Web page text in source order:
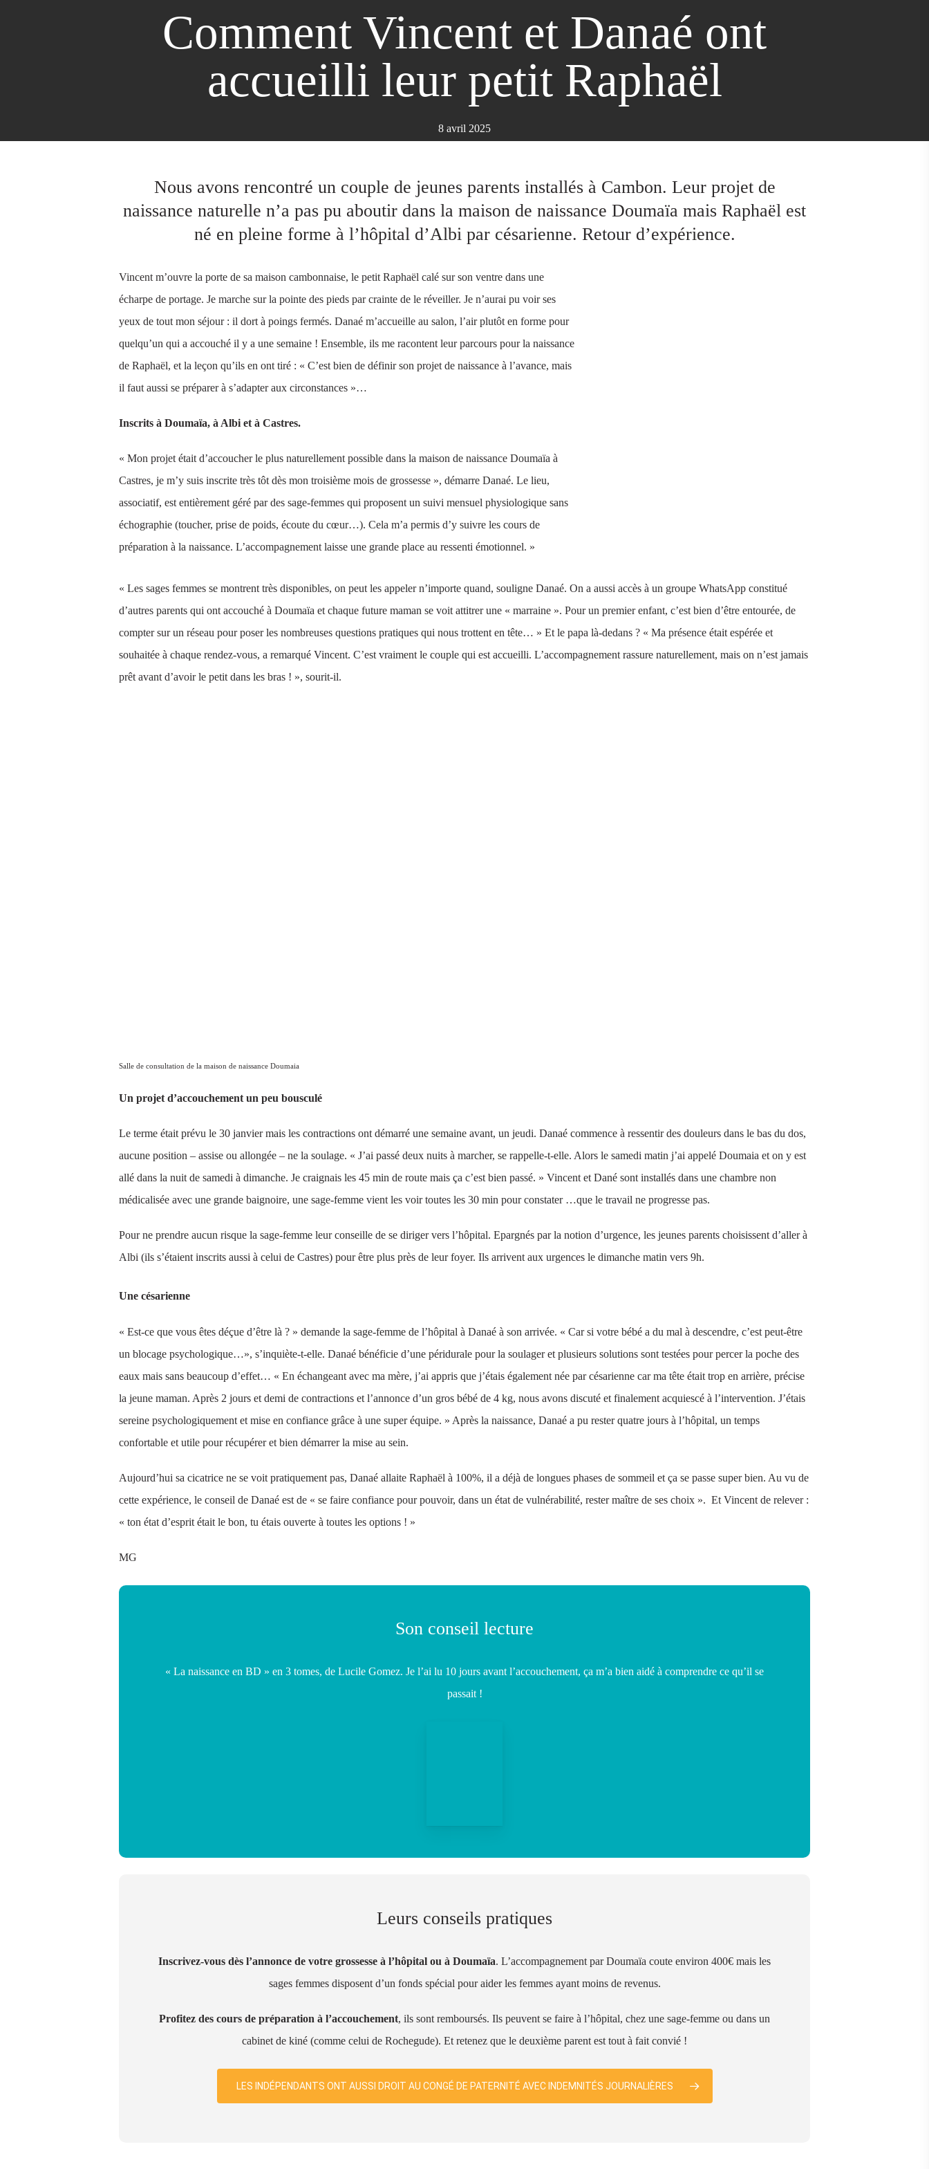
Comment Vincent et Danaé ont
accueilli leur petit Raphaël
8 avril 2025
Nous avons rencontré un couple de jeunes parents installés à Cambon. Leur projet de
naissance naturelle n’a pas pu aboutir dans la maison de naissance Doumaïa mais Raphaël est
né en pleine forme à l’hôpital d’Albi par césarienne. Retour d’expérience.
Vincent m’ouvre la porte de sa maison cambonnaise, le petit Raphaël calé sur son ventre dans une
écharpe de portage. Je marche sur la pointe des pieds par crainte de le réveiller. Je n’aurai pu voir ses
yeux de tout mon séjour : il dort à poings fermés. Danaé m’accueille au salon, l’air plutôt en forme pour
quelqu’un qui a accouché il y a une semaine ! Ensemble, ils me racontent leur parcours pour la naissance
de Raphaël, et la leçon qu’ils en ont tiré : « C’est bien de définir son projet de naissance à l’avance, mais
il faut aussi se préparer à s’adapter aux circonstances »…
Inscrits à Doumaïa, à Albi et à Castres.
« Mon projet était d’accoucher le plus naturellement possible dans la maison de naissance Doumaïa à
Castres, je m’y suis inscrite très tôt dès mon troisième mois de grossesse », démarre Danaé. Le lieu,
associatif, est entièrement géré par des sage-femmes qui proposent un suivi mensuel physiologique sans
échographie (toucher, prise de poids, écoute du cœur…). Cela m’a permis d’y suivre les cours de
préparation à la naissance. L’accompagnement laisse une grande place au ressenti émotionnel. »
« Les sages femmes se montrent très disponibles, on peut les appeler n’importe quand, souligne Danaé. On a aussi accès à un groupe WhatsApp constitué
d’autres parents qui ont accouché à Doumaïa et chaque future maman se voit attitrer une « marraine ». Pour un premier enfant, c’est bien d’être entourée, de
compter sur un réseau pour poser les nombreuses questions pratiques qui nous trottent en tête… » Et le papa là-dedans ? « Ma présence était espérée et
souhaitée à chaque rendez-vous, a remarqué Vincent. C’est vraiment le couple qui est accueilli. L’accompagnement rassure naturellement, mais on n’est jamais
prêt avant d’avoir le petit dans les bras ! », sourit-il.
Salle de consultation de la maison de naissance Doumaia
Un projet d’accouchement un peu bousculé
Le terme était prévu le 30 janvier mais les contractions ont démarré une semaine avant, un jeudi. Danaé commence à ressentir des douleurs dans le bas du dos,
aucune position – assise ou allongée – ne la soulage. « J’ai passé deux nuits à marcher, se rappelle-t-elle. Alors le samedi matin j’ai appelé Doumaia et on y est
allé dans la nuit de samedi à dimanche. Je craignais les 45 min de route mais ça c’est bien passé. » Vincent et Dané sont installés dans une chambre non
médicalisée avec une grande baignoire, une sage-femme vient les voir toutes les 30 min pour constater …que le travail ne progresse pas.
Pour ne prendre aucun risque la sage-femme leur conseille de se diriger vers l’hôpital. Epargnés par la notion d’urgence, les jeunes parents choisissent d’aller à
Albi (ils s’étaient inscrits aussi à celui de Castres) pour être plus près de leur foyer. Ils arrivent aux urgences le dimanche matin vers 9h.
Une césarienne
« Est-ce que vous êtes déçue d’être là ? » demande la sage-femme de l’hôpital à Danaé à son arrivée. « Car si votre bébé a du mal à descendre, c’est peut-être
un blocage psychologique…», s’inquiète-t-elle. Danaé bénéficie d’une péridurale pour la soulager et plusieurs solutions sont testées pour percer la poche des
eaux mais sans beaucoup d’effet… « En échangeant avec ma mère, j’ai appris que j’étais également née par césarienne car ma tête était trop en arrière, précise
la jeune maman. Après 2 jours et demi de contractions et l’annonce d’un gros bébé de 4 kg, nous avons discuté et finalement acquiescé à l’intervention. J’étais
sereine psychologiquement et mise en confiance grâce à une super équipe. » Après la naissance, Danaé a pu rester quatre jours à l’hôpital, un temps
confortable et utile pour récupérer et bien démarrer la mise au sein.
Aujourd’hui sa cicatrice ne se voit pratiquement pas, Danaé allaite Raphaël à 100%, il a déjà de longues phases de sommeil et ça se passe super bien. Au vu de
cette expérience, le conseil de Danaé est de « se faire confiance pour pouvoir, dans un état de vulnérabilité, rester maître de ses choix ». Et Vincent de relever :
« ton état d’esprit était le bon, tu étais ouverte à toutes les options ! »
MG
Son conseil lecture
« La naissance en BD » en 3 tomes, de Lucile Gomez. Je l’ai lu 10 jours avant l’accouchement, ça m’a bien aidé à comprendre ce qu’il se
passait !
Leurs conseils pratiques
Inscrivez-vous dès l’annonce de votre grossesse à l’hôpital ou à Doumaïa. L’accompagnement par Doumaïa coute environ 400€ mais les
sages femmes disposent d’un fonds spécial pour aider les femmes ayant moins de revenus.
Profitez des cours de préparation à l’accouchement, ils sont remboursés. Ils peuvent se faire à l’hôpital, chez une sage-femme ou dans un
cabinet de kiné (comme celui de Rochegude). Et retenez que le deuxième parent est tout à fait convié !
LES INDÉPENDANTS ONT AUSSI DROIT AU CONGÉ DE PATERNITÉ AVEC INDEMNITÉS JOURNALIÈRES